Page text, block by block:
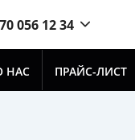
056 12 34
НАС ПРАЙС-ЛИСТ